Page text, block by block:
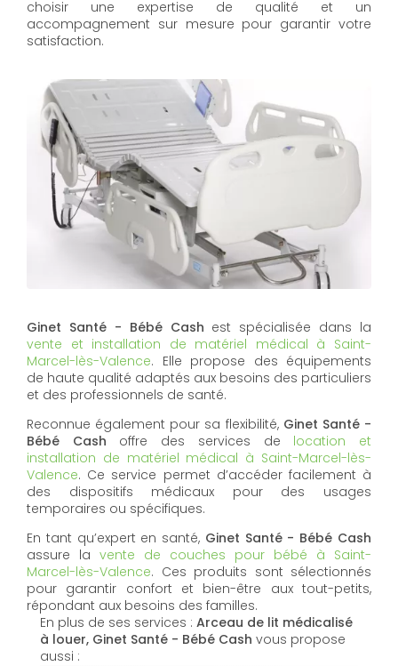
choisir une expertise de qualité et un
accompagnement sur mesure pour garantir votre
satisfaction.
Ginet Santé - Bébé Cash est spécialisée dans la
vente et installation de matériel médical à Saint-
Marcel-lès-Valence. Elle propose des équipements
de haute qualité adaptés aux besoins des particuliers
et des professionnels de santé.
Reconnue également pour sa flexibilité, Ginet Santé -
Bébé Cash offre des services de location et
installation de matériel médical à Saint-Marcel-lès-
Valence. Ce service permet d’accéder facilement à
des dispositifs médicaux pour des usages
temporaires ou spécifiques.
En tant qu’expert en santé, Ginet Santé - Bébé Cash
assure la vente de couches pour bébé à Saint-
Marcel-lès-Valence. Ces produits sont sélectionnés
pour garantir confort et bien-être aux tout-petits,
répondant aux besoins des familles.
En plus de ses services : Arceau de lit médicalisé
à louer, Ginet Santé - Bébé Cash vous propose
aussi :